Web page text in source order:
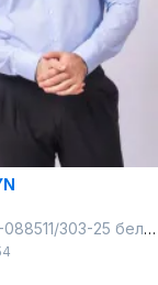
303-25 бело-голубой